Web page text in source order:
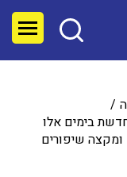
בימים אלו
שיפורים